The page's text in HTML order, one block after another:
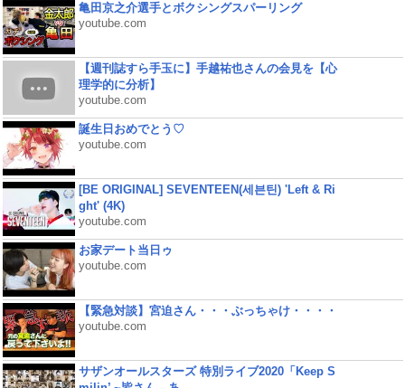
亀田京之介選手とボクシングスパーリング
youtube.com
【週刊誌すら手玉に】手越祐也さんの会見を【心
理学的に分析】
youtube.com
誕生日おめでとう♡
youtube.com
[BE ORIGINAL] SEVENTEEN(세븐틴) 'Left & Ri
ght' (4K)
youtube.com
お家デート当日ゥ
youtube.com
【緊急対談】宮迫さん・・・ぶっちゃけ・・・・
youtube.com
サザンオールスターズ 特別ライブ2020「Keep S